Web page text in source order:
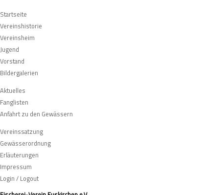
Navigation
überspringen
Startseite
Vereinshistorie
Vereinsheim
Jugend
Vorstand
Bildergalerien
Navigation
überspringen
Aktuelles
Fanglisten
Anfahrt zu den Gewässern
Navigation
überspringen
Vereinssatzung
Gewässerordnung
Erläuterungen
Impressum
Login / Logout